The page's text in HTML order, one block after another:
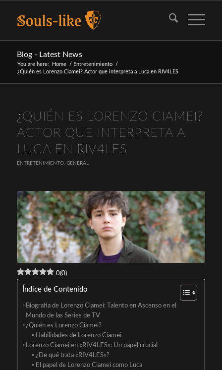
Blog - Latest News
You are here: Home / Entretenimiento
/
¿Quién es Lorenzo Ciamei? Actor que interpreta a Luca en RIV4LES
¿QUIÉN ES LORENZO CIAMEI?
ACTOR QUE INTERPRETA A
LUCA EN RIV4LES
ENTRETENIMIENTO, GENERAL
0(0)
Índice de Contenido
Biografía de Lorenzo Ciamei: Talento en Ascenso en el
Mundo de las Series de TV
¿Quién es Lorenzo Ciamei?
Habilidades de Lorenzo Ciamei
Lorenzo Ciamei en «RIV4LES»: Un papel crucial
¿De qué trata «RIV4LES»?
El papel de Lorenzo Ciamei como Luca